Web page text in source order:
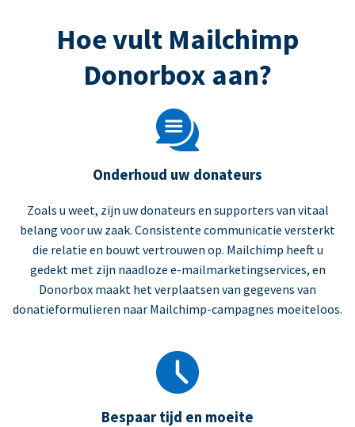
Hoe vult Mailchimp
Donorbox aan?
Onderhoud uw donateurs
Zoals u weet, zijn uw donateurs en supporters van vitaal
belang voor uw zaak. Consistente communicatie versterkt
die relatie en bouwt vertrouwen op. Mailchimp heeft u
gedekt met zijn naadloze e-mailmarketingservices, en
Donorbox maakt het verplaatsen van gegevens van
donatieformulieren naar Mailchimp-campagnes moeiteloos.
Bespaar tijd en moeite